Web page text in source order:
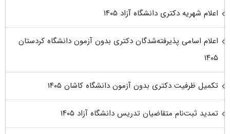
اعلام شهریه دکتری دانشگاه آزاد ۱۴۰۵
اعلام اسامی پذیرفته‌شدگان دکتری بدون آزمون دانشگاه کردستان
۱۴۰۵
تکمیل ظرفیت دکتری بدون آزمون دانشگاه کاشان ۱۴۰۵
تمدید ثبت‌نام متقاضیان تدریس دانشگاه آزاد ۱۴۰۵